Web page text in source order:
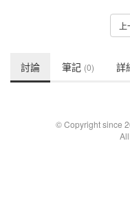
討論 筆記 (0) 詳
© Copyright since